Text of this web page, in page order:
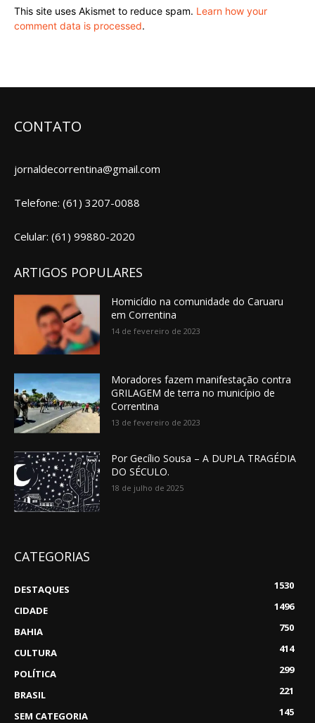
This site uses Akismet to reduce spam. Learn how your
comment data is processed.
CONTATO
jornaldecorrentina@gmail.com
Telefone: (61) 3207-0088
Celular: (61) 99880-2020
ARTIGOS POPULARES
Homicídio na comunidade do Caruaru
em Correntina
14 de fevereiro de 2023
Moradores fazem manifestação contra
GRILAGEM de terra no município de
Correntina
13 de fevereiro de 2023
Por Gecílio Sousa – A DUPLA TRAGÉDIA
DO SÉCULO.
18 de julho de 2025
CATEGORIAS
DESTAQUES
1530
CIDADE
1496
BAHIA
750
CULTURA
414
POLÍTICA
299
BRASIL
221
SEM CATEGORIA
145